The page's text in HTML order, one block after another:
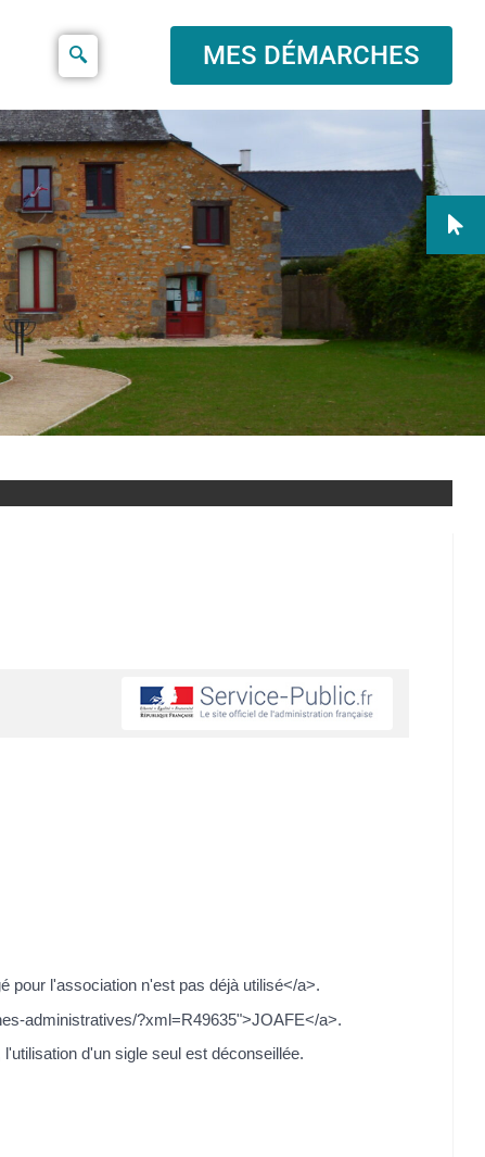
MES DÉMARCHES
pour l'association n'est pas déjà utilisé</a>.
administratives/?xml=R49635">JOAFE</a>.
d'un sigle seul est déconseillée.